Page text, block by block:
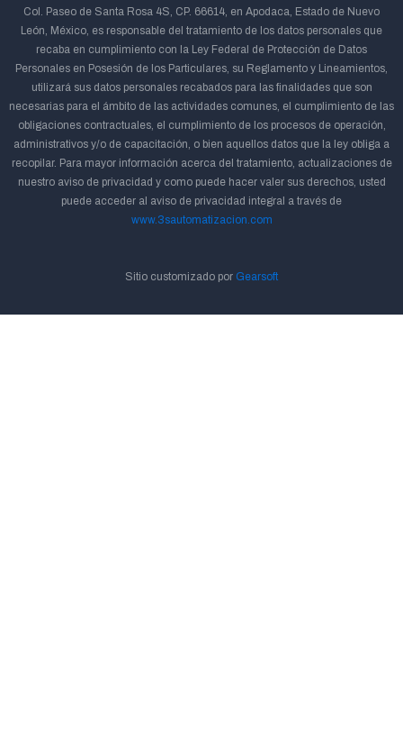
Col. Paseo de Santa Rosa 4S, CP. 66614, en Apodaca, Estado de Nuevo
León, México, es responsable del tratamiento de los datos personales que
recaba en cumplimiento con la Ley Federal de Protección de Datos
Personales en Posesión de los Particulares, su Reglamento y Lineamientos,
utilizará sus datos personales recabados para las finalidades que son
necesarias para el ámbito de las actividades comunes, el cumplimiento de las
obligaciones contractuales, el cumplimiento de los procesos de operación,
administrativos y/o de capacitación, o bien aquellos datos que la ley obliga a
recopilar. Para mayor información acerca del tratamiento, actualizaciones de
nuestro aviso de privacidad y como puede hacer valer sus derechos, usted
puede acceder al aviso de privacidad integral a través de
www.3sautomatizacion.com
Sitio customizado por Gearsoft